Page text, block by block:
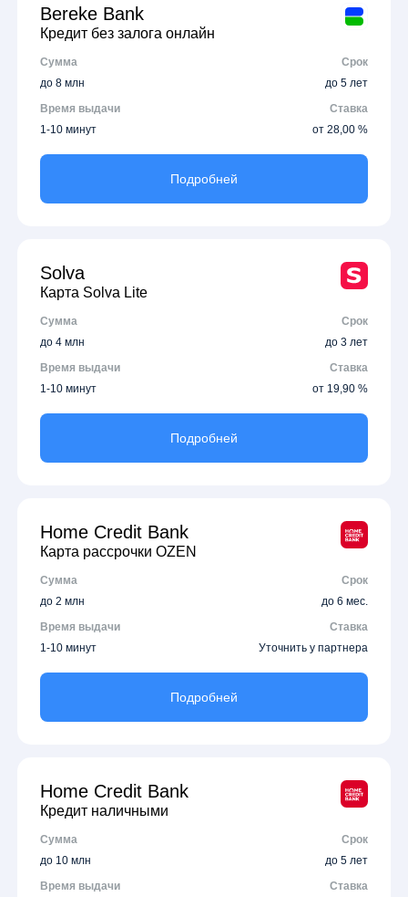
Bereke Bank
Кредит без залога онлайн
Сумма
Срок
до 8 млн
до 5 лет
Время выдачи
Ставка
1-10 минут
от 28,00 %
Подробней
Solva
Карта Solva Lite
Сумма
Срок
до 4 млн
до 3 лет
Время выдачи
Ставка
1-10 минут
от 19,90 %
Подробней
Home Credit Bank
Карта рассрочки OZEN
Сумма
Срок
до 2 млн
до 6 мес.
Время выдачи
Ставка
1-10 минут
Уточнить у партнера
Подробней
Home Credit Bank
Кредит наличными
Сумма
Срок
до 10 млн
до 5 лет
Время выдачи
Ставка